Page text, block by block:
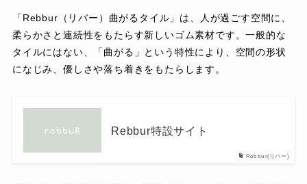
「Rebbur（リバー）曲がるタイル」は、人が過ごす空間に、
柔らかさと連続性をもたらす新しいゴム素材です。一般的な
タイルにはない、「曲がる」という特性により、空間の形状
になじみ、優しさや落ち着きをもたらします。
Rebbur(リバー)
Rebbur特設サイト